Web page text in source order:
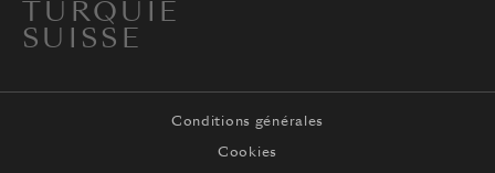
TURQUIE
SUISSE
Conditions générales
Cookies